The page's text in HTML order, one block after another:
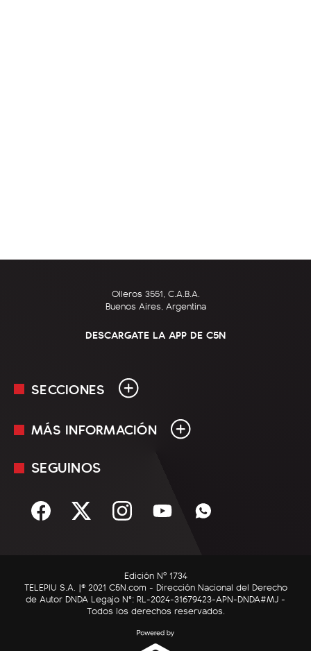
Olleros 3551, C.A.B.A.
Buenos Aires, Argentina
DESCARGATE LA APP DE C5N
SECCIONES
En Vivo
Sociedad
C5N Autos
RatingCero
MÁS INFORMACIÓN
Mediakit
Términos y condiciones
SEGUINOS
Edición Nº 1734
TELEPIU S.A. |© 2021 C5N.com - Dirección Nacional del Derecho
de Autor DNDA Legajo N°: RL-2024-31679423-APN-DNDA#MJ -
Todos los derechos reservados.